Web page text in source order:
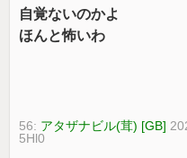
自覚ないのかよ
ほんと怖いわ
56: アタザナビル(茸) [GB]
5Hl0